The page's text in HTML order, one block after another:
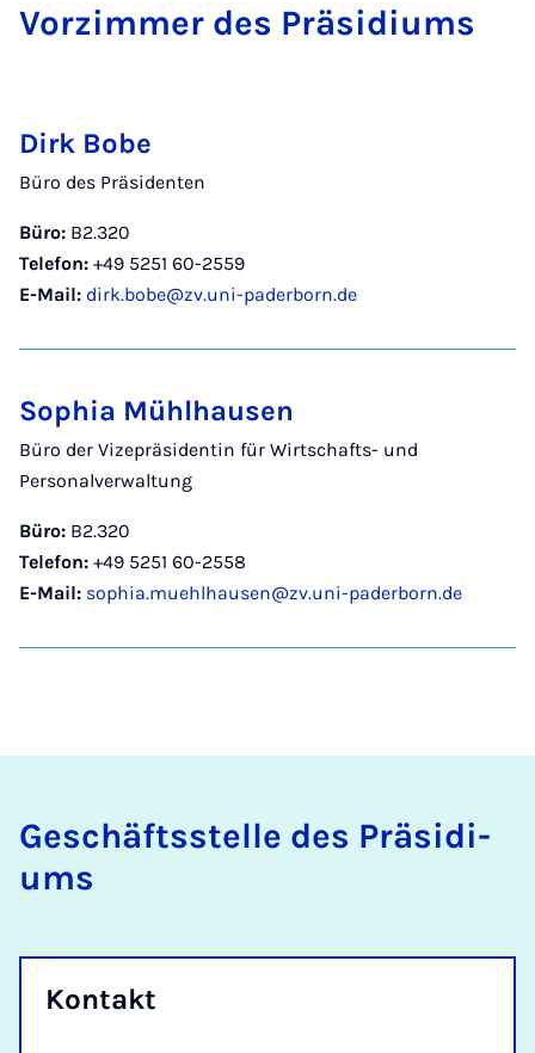
Vor­zim­mer des Prä­si­di­ums
Dirk Bobe
Büro des Präsidenten
Büro: B2.320
Telefon: +49 5251 60-2559
E-Mail: dirk.bobe@zv.uni-paderborn.de
Sophia Mühlhausen
Büro der Vizepräsidentin für Wirtschafts- und
Personalverwaltung
Büro: B2.320
Telefon: +49 5251 60-2558
E-Mail: sophia.muehlhausen@zv.uni-paderborn.de
Ge­schäfts­s­tel­le des Prä­­si­­di­
ums
Kon­takt